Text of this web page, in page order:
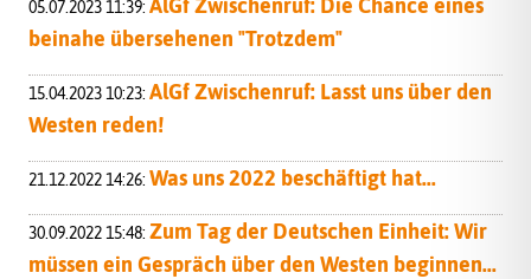
05.07.2023 11:39: AlGf Zwischenruf: Die Chance eines
beinahe übersehenen "Trotzdem"
15.04.2023 10:23: AlGf Zwischenruf: Lasst uns über den
Westen reden!
21.12.2022 14:26: Was uns 2022 beschäftigt hat...
30.09.2022 15:48: Zum Tag der Deutschen Einheit: Wir
müssen ein Gespräch über den Westen beginnen...